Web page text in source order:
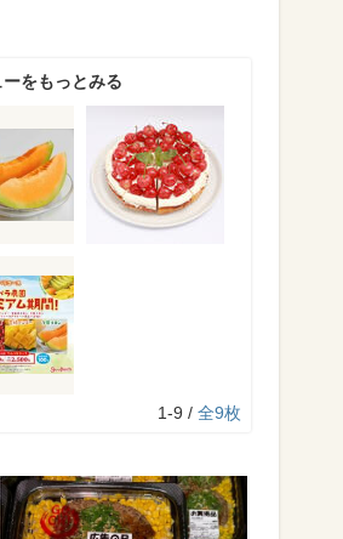
をもっとみる
1-9 / 全9枚